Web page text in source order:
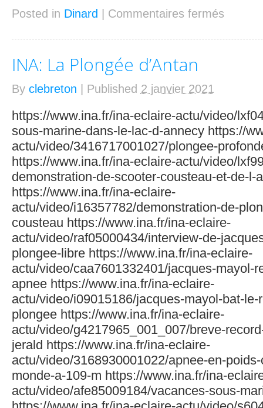
Posted in Dinard Commentaires fermés
INA: La Plongée d’Antan
By clebreton Published 2 janvier 2021
https://www.ina.fr/ina-eclaire-actu/video/
sous-marine-dans-le-lac-d-annecy https://
actu/video/3416717001027/plongee-
https://www.ina.fr/ina-eclaire-actu/video/
demonstration-de-scooter-cousteau-et-de-l-
https://www.ina.fr/ina-eclaire-
actu/video/i16357782/demonstration-de-
cousteau https://www.ina.fr/ina-eclaire-
actu/video/raf05000434/interview-de-
plongee-libre https://www.ina.fr/ina-eclaire-
actu/video/caa7601332401/jacques-mayol-
apnee https://www.ina.fr/ina-eclaire-
actu/video/i09015186/jacques-mayol-bat-
plongee https://www.ina.fr/ina-eclaire-
actu/video/g4217965_001_007/breve-
jerald https://www.ina.fr/ina-eclaire-
actu/video/3168930001022/apnee-en-
monde-a-109-m https://www.ina.fr/ina-
actu/video/afe85009184/vacances-sous-